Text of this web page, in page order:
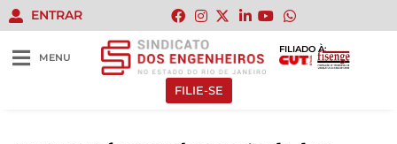
ENTRAR
MENU
FILIADO À:
FILIE-SE